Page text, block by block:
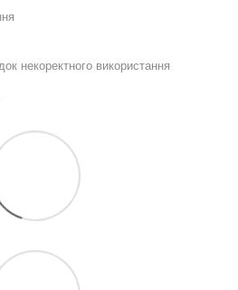
некоректного використання